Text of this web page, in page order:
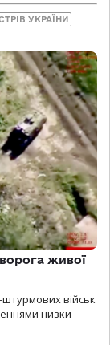
УКРАЇНИ
живої
військ
низки